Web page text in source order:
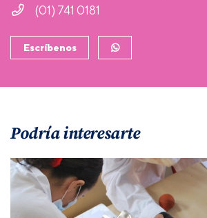
(01) 741 0181
Escríbenos
Podría interesarte